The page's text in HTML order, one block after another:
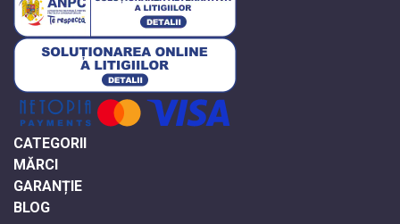
CATEGORII
MĂRCI
GARANȚIE
BLOG